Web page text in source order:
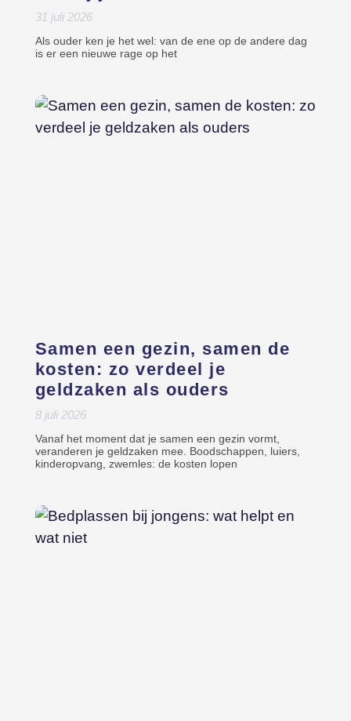
31 juli 2026
Als ouder ken je het wel: van de ene op de andere dag
is er een nieuwe rage op het
Samen een gezin, samen de
kosten: zo verdeel je
geldzaken als ouders
8 juli 2026
Vanaf het moment dat je samen een gezin vormt,
veranderen je geldzaken mee. Boodschappen, luiers,
kinderopvang, zwemles: de kosten lopen